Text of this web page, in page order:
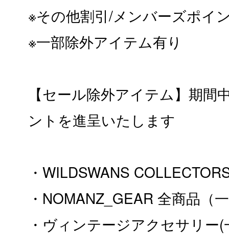
※その他割引/メンバーズポイ
※一部除外アイテム有り
【セール除外アイテム】期間
ントを進呈いたします
・WILDSWANS
・NOMANZ_GEAR 全商品（
・ヴィンテージアクセサリー